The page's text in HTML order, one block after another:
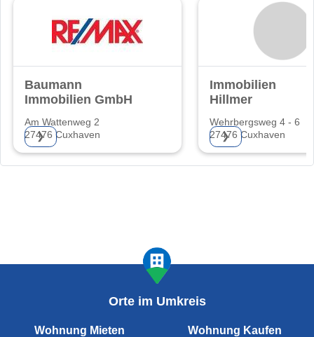
Baumann
Immobilien GmbH
Am Wattenweg 2
27476 Cuxhaven
❯
Immobilien
Hillmer
Wehrbergsweg 4 - 6
27476 Cuxhaven
❯
Orte im Umkreis
Wohnung Mieten Wohnung Kaufen